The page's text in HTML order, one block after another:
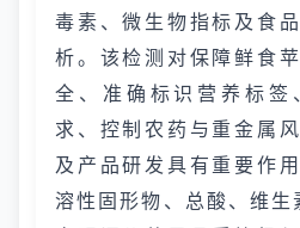
毒素、微生物指标及食
析。该检测对保障鲜食
全、准确标识营养标签
求、控制农药与重金属
及产品研发具有重要作
溶性固形物、总酸、维生